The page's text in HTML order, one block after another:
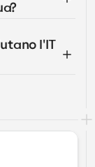
l'IT